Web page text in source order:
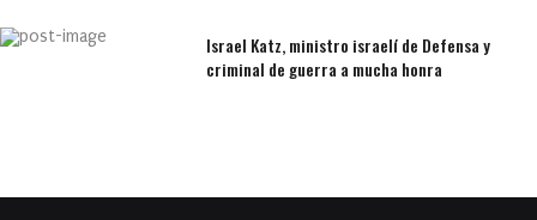
Israel Katz, ministro israelí de Defensa y
criminal de guerra a mucha honra